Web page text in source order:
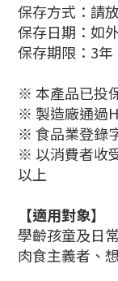
保存方式：請
保存日期：如
保存期限：3年
※ 本產品已投
※ 製造廠通過
※ 食品業登錄
※ 以消費者收
以上
【適用對象】
學齡孩童及日
肉食主義者、